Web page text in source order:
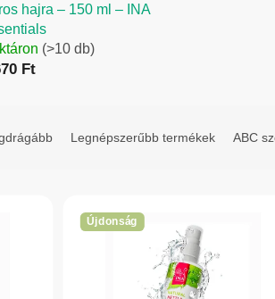
hajra – 150 ml – INA
(>10 db)
Ft
Legnépszerűbb termékek ABC
Újdonság